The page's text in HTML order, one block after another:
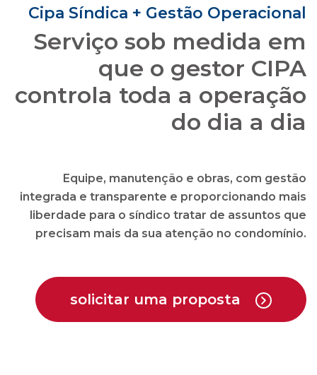
do dia a dia
Equipe, manutenção e obras, com gestão
integrada e transparente e proporcionando mais
liberdade para o síndico tratar de assuntos que
precisam mais da sua atenção no condomínio.
solicitar uma proposta